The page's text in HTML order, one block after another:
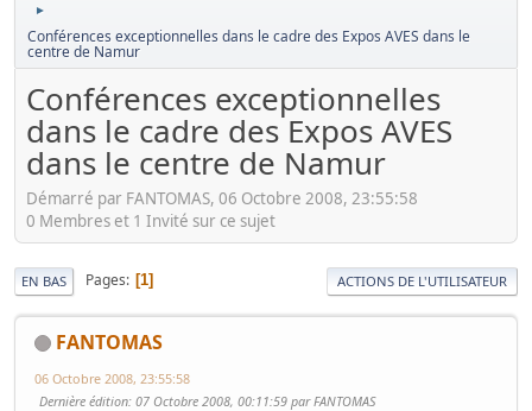
►
Conférences exceptionnelles dans le cadre des Expos AVES dans le
centre de Namur
Conférences exceptionnelles
dans le cadre des Expos AVES
dans le centre de Namur
Démarré par FANTOMAS, 06 Octobre 2008, 23:55:58
0 Membres et 1 Invité sur ce sujet
EN BAS Pages 1 ACTIONS DE L'UTILISATEUR
FANTOMAS
06 Octobre 2008, 23:55:58
Dernière édition: 07 Octobre 2008, 00:11:59 par FANTOMAS